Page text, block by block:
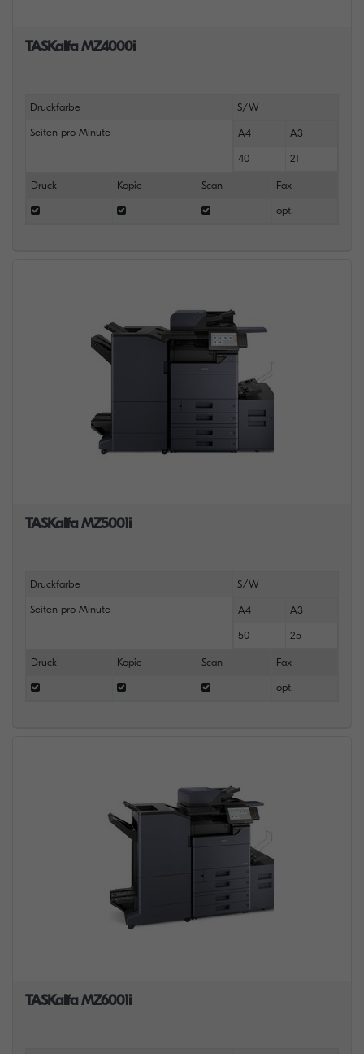
TASKalfa MZ4000i
Druckfarbe S/W
Seiten pro Minute A4 A3
40 21
Druck Kopie Scan Fax
opt.
TASKalfa MZ5001i
Druckfarbe S/W
Seiten pro Minute A4 A3
50 25
Druck Kopie Scan Fax
opt.
TASKalfa MZ6001i